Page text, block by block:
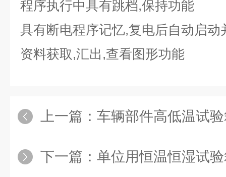
程序执行中具有跳档,保持功能
具有断电程序记忆,复电后自动启动
资料获取,汇出,查看图形功能
上一篇： 车辆部件高低温试
下一篇： 单位用恒温恒湿试